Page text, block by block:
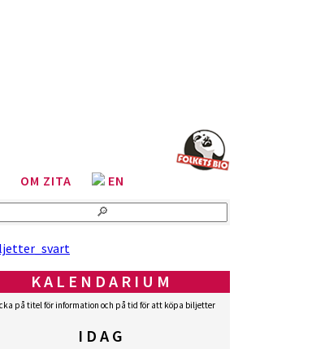
OM ZITA EN
KALENDARIUM
på titel för information och på tid för att köpa biljetter
IDAG